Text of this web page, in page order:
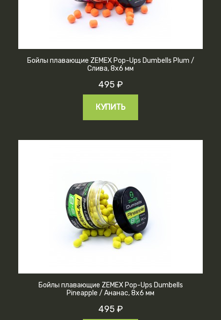
Бойлы плавающие ZEMEX Pop-Ups Dumbells Plum /
Слива, 8х6 мм
495 ₽
КУПИТЬ
Бойлы плавающие ZEMEX Pop-Ups Dumbells
Pineapple / Ананас, 8х6 мм
495 ₽